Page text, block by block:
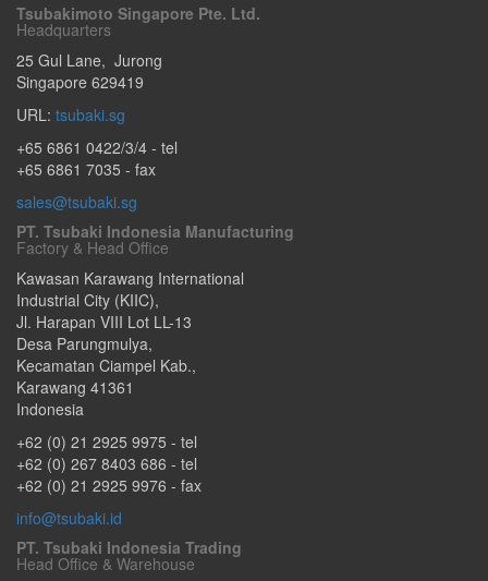
Tsubakimoto Singapore Pte. Ltd.
Headquarters
25 Gul Lane, Jurong
Singapore 629419
URL: tsubaki.sg
+65 6861 0422/3/4 - tel
+65 6861 7035 - fax
sales@tsubaki.sg
PT. Tsubaki Indonesia Manufacturing
Factory & Head Office
Kawasan Karawang International
Industrial City (KIIC),
Jl. Harapan VIII Lot LL-13
Desa Parungmulya,
Kecamatan Ciampel Kab.,
Karawang 41361
Indonesia
+62 (0) 21 2925 9975 - tel
+62 (0) 267 8403 686 - tel
+62 (0) 21 2925 9976 - fax
info@tsubaki.id
PT. Tsubaki Indonesia Trading
Head Office & Warehouse